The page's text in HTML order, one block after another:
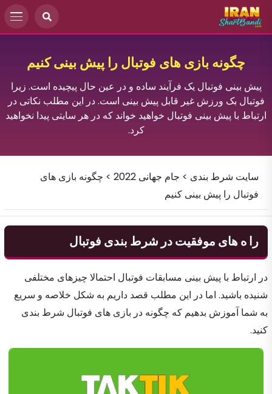
چگونه بازی های فوتبال را پیش بینی کنیم
پیش بینی فوتبال یک فرآیند ساده و در عین حال پیچیده است. زیرا
فوتبال بک ورزش غیر قابل پیش بینی است. در این مطلب نکاتی در
ارتباط با پیش بینی فوتبال خواهید خواند که در هر سایتی پیدا نخواهید
کرد.
سایت شرط بندی > جام جهانی 2022 > چگونه بازی های
فوتبال را پیش بینی کنیم
را ه های موفقیت در شرط بندی فوتبال
در ارتباط با پیش بینی مسابقات فوتبال احتمالا چیزهای مختلفی
شنیده باشید. اما در این مطلب قصد داریم به شکل خلاصه و سریع
به شما آموزش بدهیم که چگونه در بازی های فوتبال شرط بندی
کنید.